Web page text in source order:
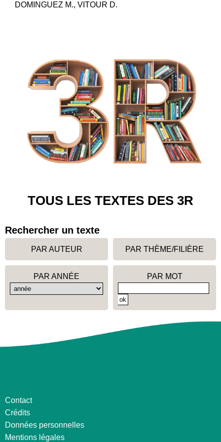
DOMINGUEZ M., VITOUR D.
TOUS LES TEXTES DES 3R
Rechercher un texte
PAR AUTEUR PAR THÈME/FILIÈRE
PAR ANNÉE PAR MOT
Contact
Crédits
Données personnelles
Mentions légales